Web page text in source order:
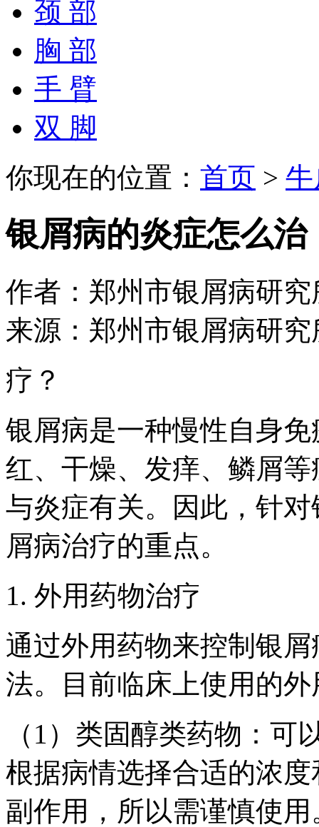
颈 部
胸 部
手 臂
双 脚
你现在的位置： 首页 >
银屑病的炎症怎么治
作者：郑州市银屑病研究
来源：郑州市银屑病研究
疗？
银屑病是一种慢性自身
红、干燥、发痒、鳞屑
与炎症有关。因此，针
屑病治疗的重点。
1. 外用药物治疗
通过外用药物来控制银
法。目前临床上使用的
（1）类固醇类药物：
根据病情选择合适的浓
副作用，所以需谨慎使